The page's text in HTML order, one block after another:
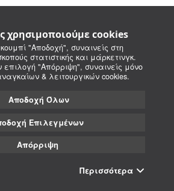
χρησιμοποιούμε cookies
"Αποδοχή", συναινείς στη
στατιστικής και μάρκετινγκ.
επιλογή "Απόρριψη", συναινείς μόνο
& λειτουργικών cookies.
Αποδοχή Όλων
Επιλεγμένων
Απόρριψη
Περισσότερα